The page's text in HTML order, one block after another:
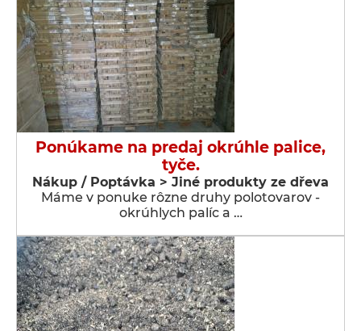
Ponúkame na predaj okrúhle palice,
tyče.
Nákup / Poptávka > Jiné produkty ze dřeva
Máme v ponuke rôzne druhy polotovarov -
okrúhlych palíc a …